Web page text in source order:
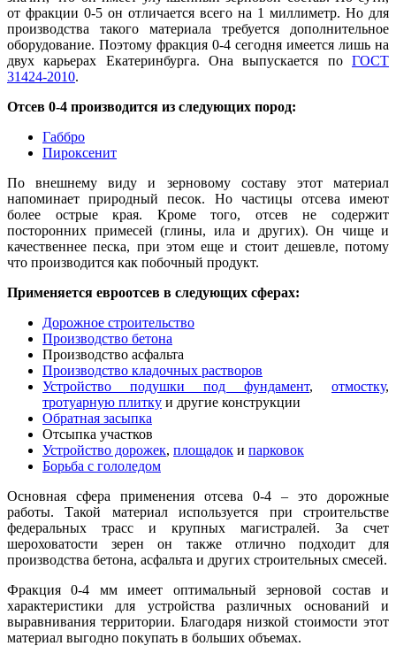
от фракции 0-5 он отличается всего на 1 миллиметр. Но для
производства такого материала требуется дополнительное
оборудование. Поэтому фракция 0-4 сегодня имеется лишь на
двух карьерах Екатеринбурга. Она выпускается поГОСТ
31424-2010.
Отсев 0-4 производится из следующих пород:
Габбро
Пироксенит
По внешнему виду и зерновому составу этот материал
напоминает природный песок. Но частицы отсева имеют
более острые края. Кроме того, отсев не содержит
посторонних примесей (глины, ила и других). Он чище и
качественнее песка, при этом еще и стоит дешевле, потому
что производится как побочный продукт.
Применяется евроотсев в следующих сферах:
Дорожное строительство
Производство бетона
Производство асфальта
Производство кладочных растворов
Устройство подушки под фундамент, отмостку,
тротуарную плитку и другие конструкции
Обратная засыпка
Отсыпка участков
Устройство дорожек, площадок и парковок
Борьба с гололедом
Основная сфера применения отсева 0-4 – это дорожные
работы. Такой материал используется при строительстве
федеральных трасс и крупных магистралей. За счет
шероховатости зерен он также отлично подходит для
производства бетона, асфальта и других строительных смесей.
Фракция 0-4 мм имеет оптимальный зерновой состав и
характеристики для устройства различных оснований и
выравнивания территории. Благодаря низкой стоимости этот
материал выгодно покупать в больших объемах.